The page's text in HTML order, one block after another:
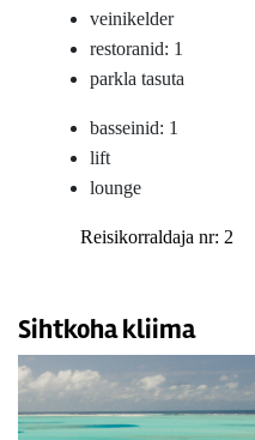
veinikelder
restoranid: 1
parkla tasuta
basseinid: 1
lift
lounge
Reisikorraldaja nr: 2
Sihtkoha kliima